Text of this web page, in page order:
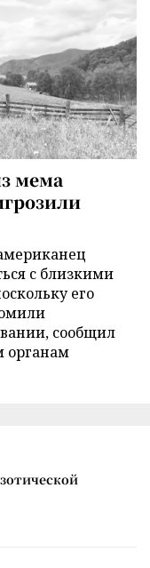
мема
с близкими
его
сообщил
органам